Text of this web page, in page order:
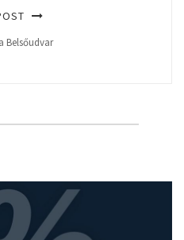
Belsőudvar